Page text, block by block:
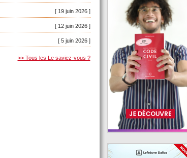
[ 19 juin 2026 ]
[ 12 juin 2026 ]
[ 5 juin 2026 ]
>> Tous les Le saviez-vous ?